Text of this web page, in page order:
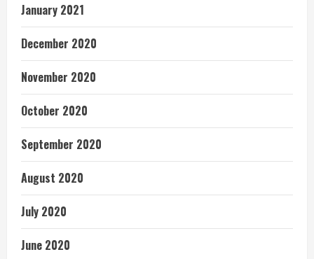
January 2021
December 2020
November 2020
October 2020
September 2020
August 2020
July 2020
June 2020